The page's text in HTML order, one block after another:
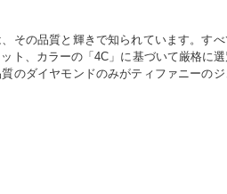
その品質と輝きで知られています。す
ト、カラーの「4C」に基づいて厳格に
のダイヤモンドのみがティファニーの